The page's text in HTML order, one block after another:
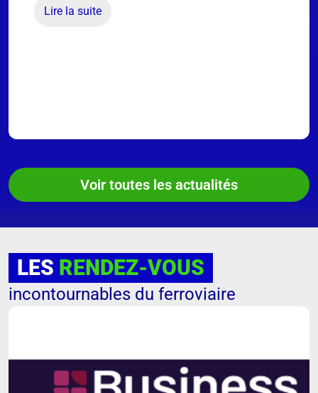
Lire la suite
Voir toutes les actualités
LES RENDEZ-VOUS
incontournables du ferroviaire